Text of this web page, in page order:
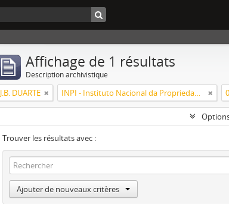
Affichage de 1 résultats
Description archivistique
J.B. DUARTE INPI - Instituto Nacional da Propriedade Industrial
Trouver les résultats avec :
Ajouter de nouveaux critères